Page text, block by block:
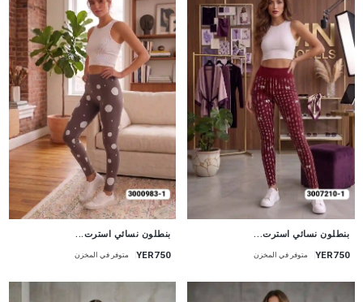
بنطلون نسائي استرت...
YER750 متوفر في المخزن
بنطلون نسائي استرت...
YER750 متوفر في المخزن